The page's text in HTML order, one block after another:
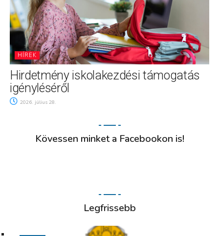
HÍREK
Hirdetmény iskolakezdési támogatás
igényléséről
2026. július 28.
Kövessen minket a Facebookon is!
Legfrissebb